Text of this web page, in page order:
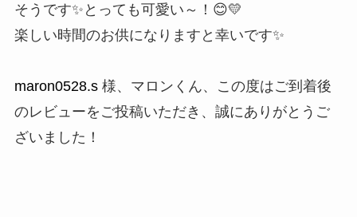
そうです✨とっても可愛い～！😊💛
楽しい時間のお供になりますと幸いです✨
maron0528.s様、マロンくん、この度はご到着後
のレビューをご投稿いただき、誠にありがとうご
ざいました！